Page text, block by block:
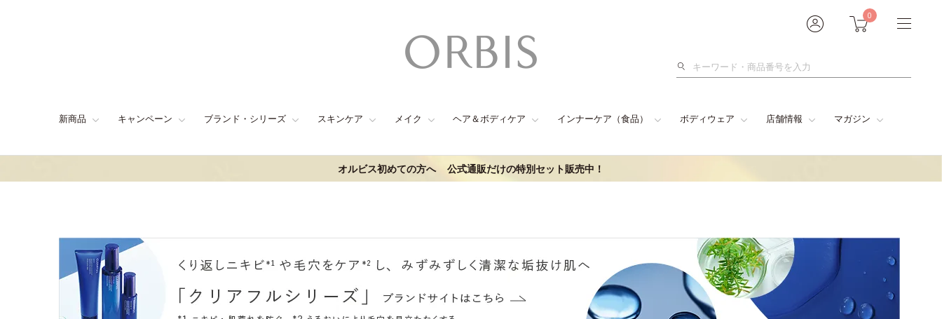
0
検
新商品 キャンペーン ブランド・シリーズ スキンケア メイク ヘア＆ボディケア インナーケア（食品） ボディウェア 店舗情報 マガジン
オルビス初めての方へ 公式通販だけの特別セット販売中！